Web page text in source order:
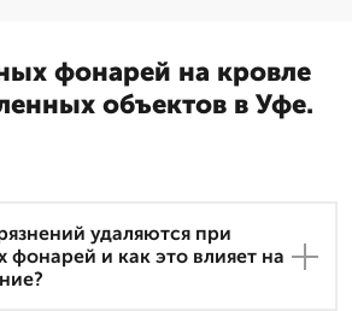
фонарей на кровле
объектов в Уфе.
удаляются при
фонарей и как это влияет на